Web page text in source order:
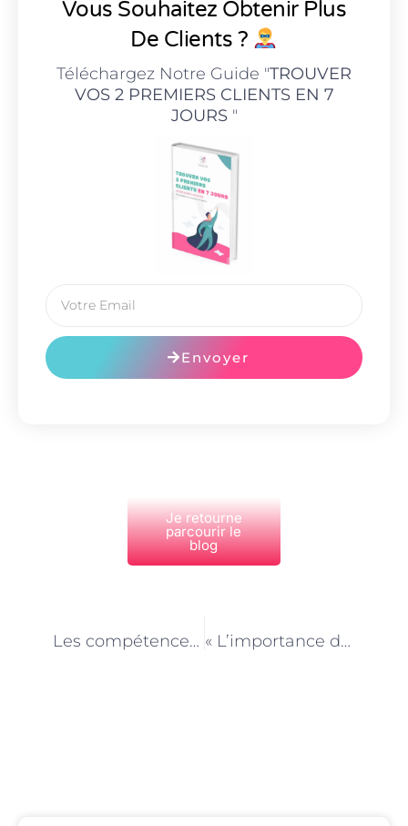
Vous Souhaitez Obtenir Plus
De Clients ?
Téléchargez Notre Guide "TROUVER
VOS 2 PREMIERS CLIENTS EN 7
JOURS"
Envoyer
Je retourne
parcourir le
blog
Les compétences en décoration d’intérieur pour un Employé de maison à Paris « L’importance de la relation client dans une agence d’aide à domicile à Paris »